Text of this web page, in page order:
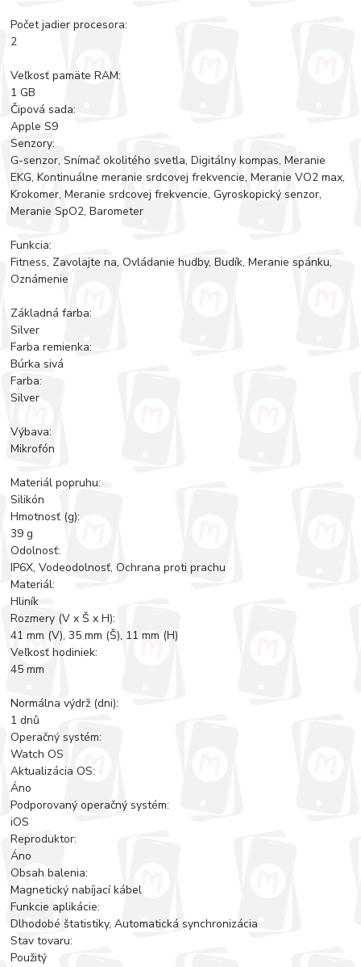
Počet jadier procesora:
2
Veľkosť pamäte RAM:
1 GB
Čipová sada:
Apple S9
Senzory:
G-senzor, Snímač okolitého svetla, Digitálny kompas, Meranie
EKG, Kontinuálne meranie srdcovej frekvencie, Meranie VO2 max,
Krokomer, Meranie srdcovej frekvencie, Gyroskopický senzor,
Meranie SpO2, Barometer
Funkcia:
Fitness, Zavolajte na, Ovládanie hudby, Budík, Meranie spánku,
Oznámenie
Základná farba:
Silver
Farba remienka:
Búrka sivá
Farba:
Silver
Výbava:
Mikrofón
Materiál popruhu:
Silikón
Hmotnosť (g):
39 g
Odolnosť:
IP6X, Vodeodolnosť, Ochrana proti prachu
Materiál:
Hliník
Rozmery (V x Š x H):
41 mm (V), 35 mm (Š), 11 mm (H)
Veľkosť hodiniek:
45 mm
Normálna výdrž (dni):
1 dnů
Operačný systém:
Watch OS
Aktualizácia OS:
Áno
Podporovaný operačný systém:
iOS
Reproduktor:
Áno
Obsah balenia:
Magnetický nabíjací kábel
Funkcie aplikácie:
Dlhodobé štatistiky, Automatická synchronizácia
Stav tovaru:
Použitý